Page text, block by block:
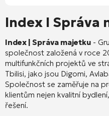
Index I Správa
Index | Správa majetku -
společnost založená v roce
multifunkčních projektů ve
Tbilisi, jako jsou Digomi,
Společnost se zaměřuje na
klientům nejen kvalitní
řešení.